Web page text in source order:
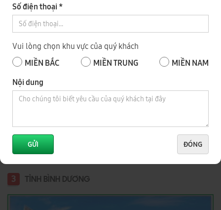
Số điện thoại *
Vui lòng chọn khu vực của quý khách
MIỀN BẮC
MIỀN TRUNG
MIỀN NAM
Nội dung
GỬI ĐÓNG
Số 343, Đường Điểu Xiển, Tổ 8, Khu Phố 9, P. Long Bình, Tỉnh
Đồng Nai
0973 735 343
0919.421.343​​​​​​ - Mr Tuấn
3 TỈNH BÌNH DƯƠNG